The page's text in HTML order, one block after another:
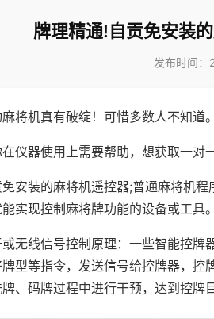
牌理精通!自贡免安装
发布时间
麻将机真有破绽！可惜多数人不知道
仪器使用上需要帮助，想获取一对
免安装的麻将机遥控器;普通麻将机
实现控制麻将牌功能的设备或工具。
或无线信号控制原理：一些智能控牌
型等指令，发送信号给控牌器，控
、码牌过程中进行干预，达到控牌目